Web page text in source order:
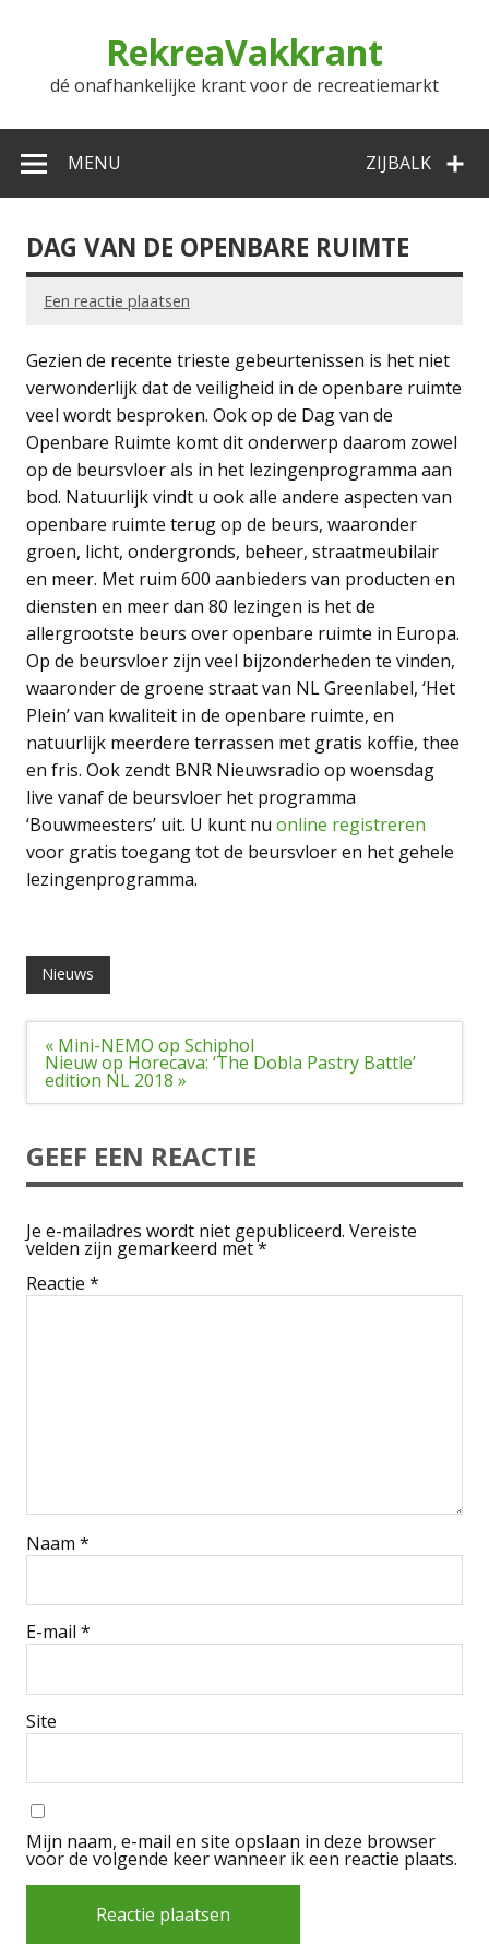
RekreaVakkrant
dé onafhankelijke krant voor de recreatiemarkt
ZIJBALK
MENU
DAG VAN DE OPENBARE RUIMTE
Een reactie plaatsen
Gezien de recente trieste gebeurtenissen is het niet
verwonderlijk dat de veiligheid in de openbare ruimte
veel wordt besproken. Ook op de Dag van de
Openbare Ruimte komt dit onderwerp daarom zowel
op de beursvloer als in het lezingenprogramma aan
bod. Natuurlijk vindt u ook alle andere aspecten van
openbare ruimte terug op de beurs, waaronder
groen, licht, ondergronds, beheer, straatmeubilair
en meer. Met ruim 600 aanbieders van producten en
diensten en meer dan 80 lezingen is het de
allergrootste beurs over openbare ruimte in Europa.
Op de beursvloer zijn veel bijzonderheden te vinden,
waaronder de groene straat van NL Greenlabel, ‘Het
Plein’ van kwaliteit in de openbare ruimte, en
natuurlijk meerdere terrassen met gratis koffie, thee
en fris. Ook zendt BNR Nieuwsradio op woensdag
live vanaf de beursvloer het programma
‘Bouwmeesters’ uit. U kunt nu online registreren
voor gratis toegang tot de beursvloer en het gehele
lezingenprogramma.
Nieuws
Bericht
navigatie
« Mini-NEMO op Schiphol
Nieuw op Horecava: ‘The Dobla Pastry Battle’
edition NL 2018 »
GEEF EEN REACTIE
Je e-mailadres wordt niet gepubliceerd. Vereiste
velden zijn gemarkeerd met*
Reactie *
Naam *
E-mail *
Site
Mijn naam, e-mail en site opslaan in deze browser
voor de volgende keer wanneer ik een reactie plaats.